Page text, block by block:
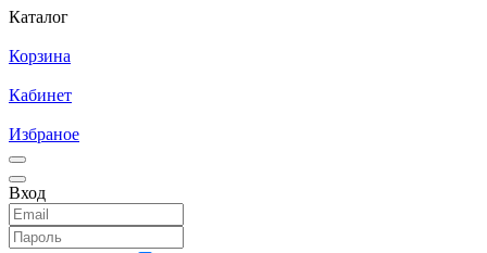
Каталог
Корзина
Кабинет
Избраное
Вход